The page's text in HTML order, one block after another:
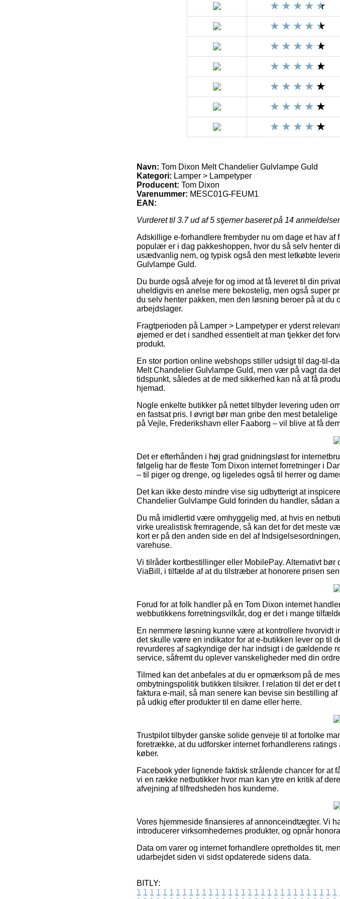
Navn: Tom Dixon Melt Chandelier Gulvlampe Guld
Kategori: Lamper > Lampetyper
Producent: Tom Dixon
Varenummer: MESC01G-FEUM1
EAN:
Vurderet til 3.7ud af 5 stjerner baseret på 14 anmeldelser
Adskillige e-forhandlere frembyder nu om dage et hav
populær er i dag pakkeshoppen, hvor du så selv henter
usædvanlig nem, og typisk også den mest letkøbte
Gulvlampe Guld.
Du burde også afveje for og imod at få leveret til din
uheldigvis en anelse mere bekostelig, men også super
du selv henter pakken, men den løsning beroer på at du
arbejdslager.
Fragtperioden på Lamper > Lampetyper er yderst
øjemed er det i sandhed essentielt at man tjekker det
produkt.
En stor portion online webshops stiller udsigt til dag-til-
Melt Chandelier Gulvlampe Guld, men vær på vagt da
tidspunkt, således at de med sikkerhed kan nå at få
hjemad.
Nogle enkelte butikker på nettet tilbyder levering uden
en fastsat pris. I øvrigt bør man gribe den mest
på Vejle, Frederikshavn eller Faaborg – vil blive at få
Det er efterhånden i høj grad gnidningsløst for
følgelig har de fleste Tom Dixon internet forretninger i
– til piger og drenge, og ligeledes også til herrer og
Det kan ikke desto mindre vise sig udbytterigt at
Chandelier Gulvlampe Guld forinden du handler, sådan
Du må imidlertid være omhyggelig med, at hvis en
virke urealistisk fremragende, så kan det for det meste
kort er på den anden side en del af
varehuse.
Vi tilråder kortbestillinger eller MobilePay. Alternativt bør
ViaBill, i tilfælde af at du tilstræber at honorere prisen
Forud for at folk handler på en Tom Dixon internet
webbutikkens forretningsvilkår, dog er det i mange
En nemmere løsning kunne være at kontrollere hvorvidt
det skulle være en indikator for at e-butikken lever op til
revurderes af sagkyndige der har indsigt i de gældende
service, såfremt du oplever vanskeligheder med din
Tilmed kan det anbefales at du er opmærksom på de
ombytningspolitik butikken tilsikrer. I relation til det er
faktura e-mail, så man senere kan bevise sin bestilling
på udkig efter produkter til en dame eller herre.
Trustpilot tilbyder ganske solide genveje til at fortolke
foretrække, at du udforsker internet forhandlerens
køber.
Facebook yder lignende faktisk strålende chancer for at
vi en række netbutikker hvor man kan ytre en kritik af
afvejning af tilfredsheden hos kunderne.
Vores hjemmeside finansieres af annonceindtægter. Vi
introducerer virksomhedernes produkter, og opnår
Data om varer og internet forhandlere opretholdes tit,
udarbejdet siden vi sidst opdaterede sidens data.
BITLY:
1 1 1 1 1 1 1 1 1 1 1 1 1 1 1 1 1 1 1 1 1 1 1 1 1 1 1 1 1 1 1